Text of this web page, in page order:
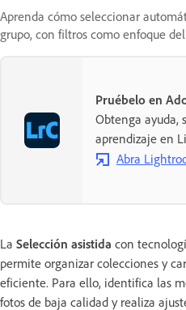
Aprenda cómo seleccionar
grupo, con filtros como enfoque
Pruébelo en
Obtenga ayuda,
aprendizaje en
Abra
La Selección asistida con
permite organizar colecciones y
eficiente. Para ello, identifica las
fotos de baja calidad y realiza